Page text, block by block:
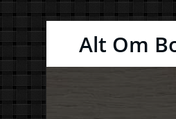
Alt Om